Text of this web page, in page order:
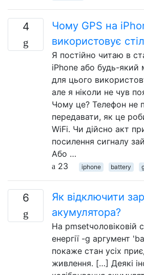
4
Чому GPS на
використовує
Я постійно читаю в
iPhone або будь-який
для цього
але я ніколи не чув
Чому це? Телефон не
передавати, як це
WiFi. Чи дійсно акт
посилення сигналу
Або …
23
iphone battery
6
Як відключити
акумулятора?
На pmsetчоловіковій
енергії -g аргумент
покаже стан усіх
живлення. […] Деякі